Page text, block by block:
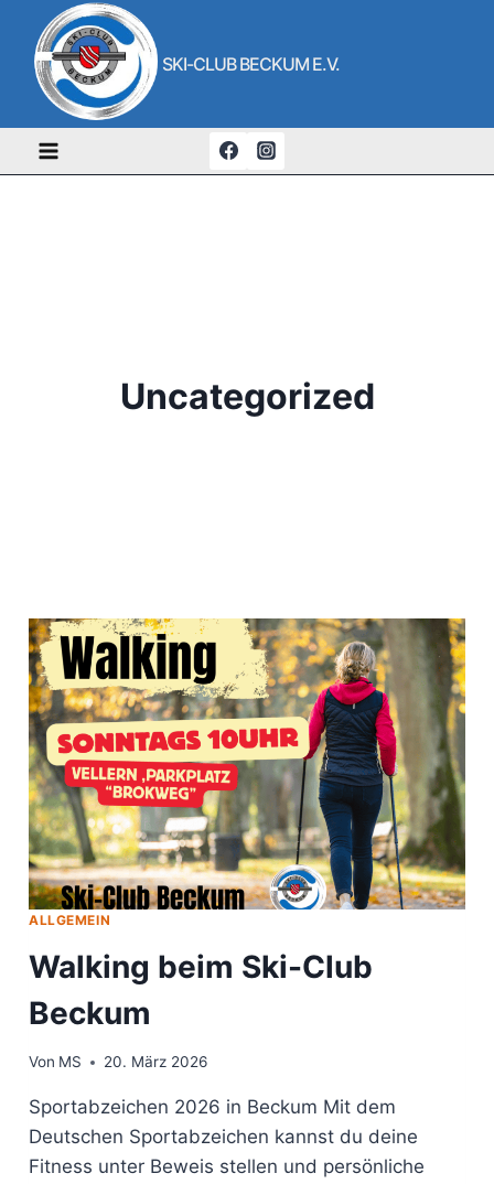
Inhalt
springen
SKI-CLUB BECKUM E.V.
Uncategorized
ALLGEMEIN
Walking beim Ski-Club
Beckum
Von MS 20. März 2026
Sportabzeichen 2026 in Beckum Mit dem
Deutschen Sportabzeichen kannst du deine
Fitness unter Beweis stellen und persönliche